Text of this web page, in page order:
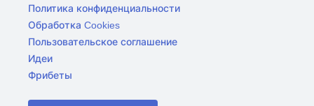
Политика конфиденциальности
Обработка Cookies
Пользовательское соглашение
Идеи
Фрибеты